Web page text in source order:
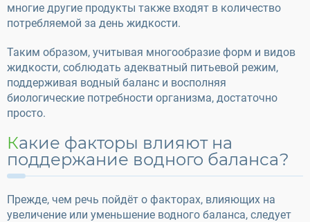
многие другие продукты также входят в количество
потребляемой за день жидкости.
Таким образом, учитывая многообразие форм и видов
жидкости, соблюдать адекватный питьевой режим,
поддерживая водный баланс и восполняя
биологические потребности организма, достаточно
просто.
Какие факторы влияют на
поддержание водного баланса?
Прежде, чем речь пойдёт о факторах, влияющих на
увеличение или уменьшение водного баланса, следует